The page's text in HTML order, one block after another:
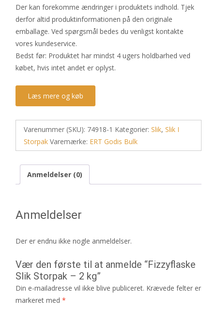
Der kan forekomme ændringer i produktets indhold. Tjek
derfor altid produktinformationen på den originale
emballage. Ved spørgsmål bedes du venligst kontakte
vores kundeservice.
Bedst før: Produktet har mindst 4 ugers holdbarhed ved
købet, hvis intet andet er oplyst.
Læs mere og køb
Varenummer (SKU): 74918-1 Kategorier: Slik, Slik I
Storpak Varemærke: ERT Godis Bulk
Anmeldelser (0)
Anmeldelser
Der er endnu ikke nogle anmeldelser.
Vær den første til at anmelde “Fizzyflaske
Slik Storpak – 2 kg”
Din e-mailadresse vil ikke blive publiceret. Krævede felter er
markeret med *